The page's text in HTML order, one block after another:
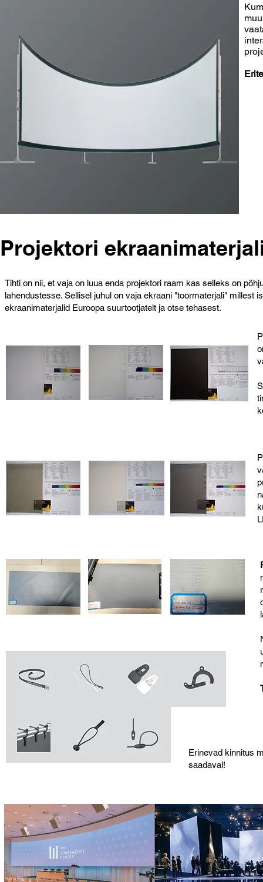
Projektori
Tihti on nii, et vaja on luua enda projektori raam kas selleks on
lahendustesse. Sellisel juhul on vaja ekraani "toormaterjali"
ekraanimaterjalid Euroopa suurtootjatelt ja otse tehasest.
Erinevad kinnitus
saadaval!